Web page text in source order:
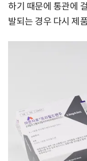
하기 때문에 통관에
발되는 경우 다시 제